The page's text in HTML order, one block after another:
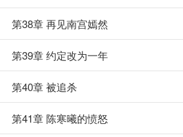
第38章 再见南宫嫣然
第39章 约定改为一年
第40章 被追杀
第41章 陈寒曦的愤怒